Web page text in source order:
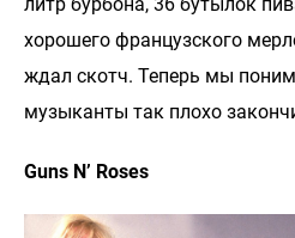
хорошего французского
ждал скотч. Теперь мы
музыканты так плохо
Guns N’ Roses